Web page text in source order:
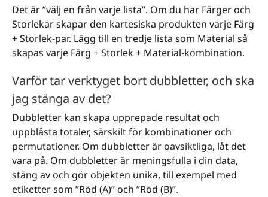
Det är ”välj en från varje lista”. Om du har Färger och
Storlekar skapar den kartesiska produkten varje Färg
+ Storlek-par. Lägg till en tredje lista som Material så
skapas varje Färg + Storlek + Material-kombination.
Varför tar verktyget bort dubbletter, och ska
jag stänga av det?
Dubbletter kan skapa upprepade resultat och
uppblåsta totaler, särskilt för kombinationer och
permutationer. Om dubbletter är oavsiktliga, låt det
vara på. Om dubbletter är meningsfulla i din data,
stäng av och gör objekten unika, till exempel med
etiketter som ”Röd (A)” och ”Röd (B)”.